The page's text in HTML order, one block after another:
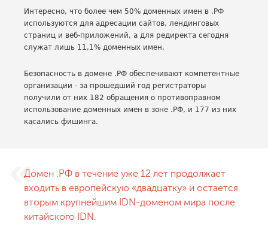
Интересно, что более чем 50% доменных имен в .РФ
используются для адресации сайтов, лендинговых
страниц и веб-приложений, а для редиректа сегодня
служат лишь 11,1% доменных имен.
Безопасность в домене .РФ обеспечивают компетентные
организации - за прошедший год регистраторы
получили от них 182 обращения о противоправном
использование доменных имен в зоне .РФ, и 177 из них
касались фишинга.
Домен .РФ в течение уже 12 лет продолжает
входить в европейскую «двадцатку» и остается
вторым крупнейшим IDN-доменом мира после
китайского IDN.